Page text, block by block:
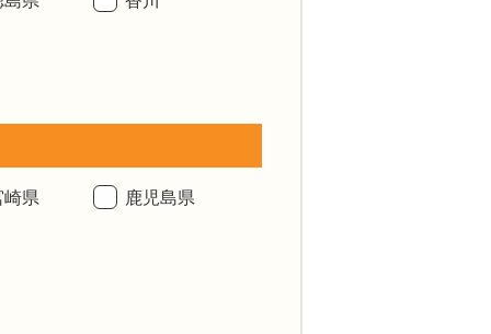
崎県 鹿児島県